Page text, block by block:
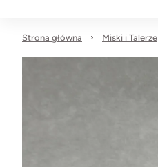
Strona główna Miski i Talerze